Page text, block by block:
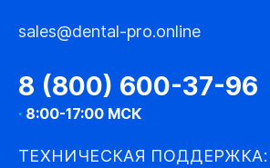
sales@dental-pro.online
8 (800) 600-37-96
· 8:00-17:00 МСК
ТЕХНИЧЕСКАЯ ПОДДЕРЖКА: